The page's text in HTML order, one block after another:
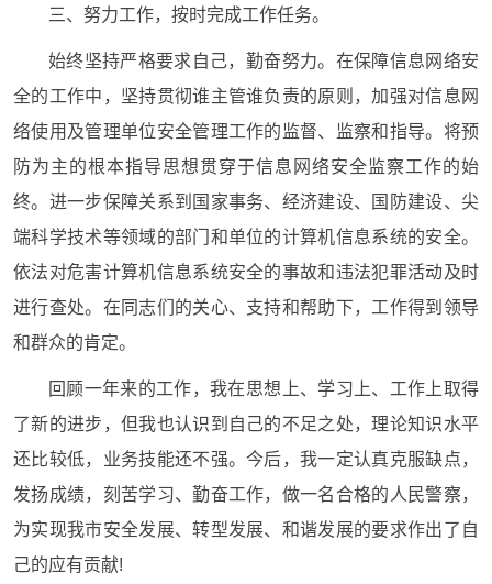
三、努力工作，按时完成工作任务。
始终坚持严格要求自己，勤奋努力。在保障信息网络安
全的工作中，坚持贯彻谁主管谁负责的原则，加强对信息网
络使用及管理单位安全管理工作的监督、监察和指导。将预
防为主的根本指导思想贯穿于信息网络安全监察工作的始
终。进一步保障关系到国家事务、经济建设、国防建设、尖
端科学技术等领域的部门和单位的计算机信息系统的安全。
依法对危害计算机信息系统安全的事故和违法犯罪活动及时
进行查处。在同志们的关心、支持和帮助下，工作得到领导
和群众的肯定。
回顾一年来的工作，我在思想上、学习上、工作上取得
了新的进步，但我也认识到自己的不足之处，理论知识水平
还比较低，业务技能还不强。今后，我一定认真克服缺点，
发扬成绩，刻苦学习、勤奋工作，做一名合格的人民警察，
为实现我市安全发展、转型发展、和谐发展的要求作出了自
己的应有贡献!